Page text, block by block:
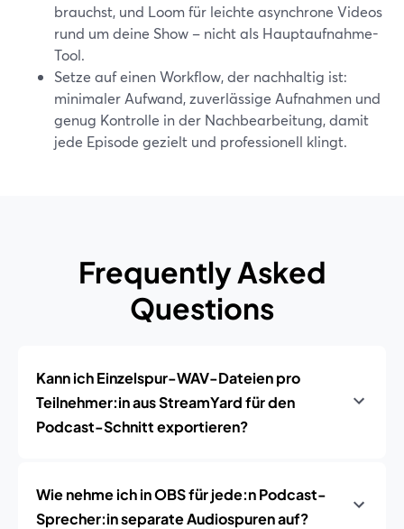
brauchst, und Loom für leichte asynchrone Videos
rund um deine Show – nicht als Hauptaufnahme-
Tool.
Setze auf einen Workflow, der nachhaltig ist:
minimaler Aufwand, zuverlässige Aufnahmen und
genug Kontrolle in der Nachbearbeitung, damit
jede Episode gezielt und professionell klingt.
Frequently Asked
Questions
Kann ich Einzelspur-WAV-Dateien pro
Teilnehmer:in aus StreamYard für den
Podcast-Schnitt exportieren?
Wie nehme ich in OBS für jede:n Podcast-
Sprecher:in separate Audiospuren auf?